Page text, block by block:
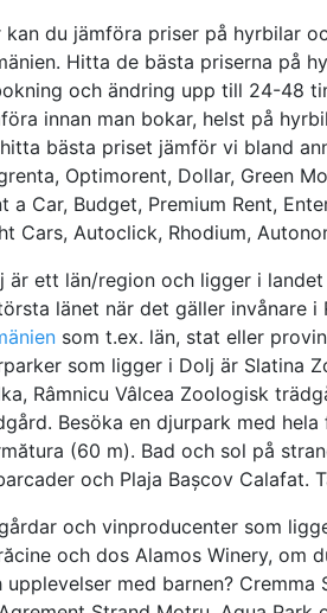
kan du jämföra priser på hyrbilar
Hitta de bästa priserna på
och ändring upp till 24-48
innan man bokar, helst på
bästa priset jämför vi bland
Optimorent, Dollar, Green
a Car, Budget, Premium Rent,
Cars, Autoclick, Rhodium,
är ett län/region och ligger i landet
länet när det gäller invånare i
som t.ex. län, stat eller
som ligger i Dolj är Slatina
Râmnicu Vâlcea Zoologisk
Besöka en djurpark med
(60 m). Bad och sol på
och Plaja Bașcov Calafat.
och vinproducenter som
och dos Alamos Winery, om
upplevelser med barnen? Cremma